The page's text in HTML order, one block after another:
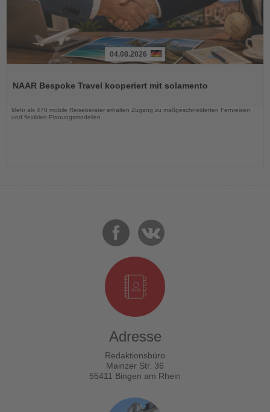
die
04.08.2026
NAAR Bespoke Travel kooperiert mit solamento
Mehr als 470 mobile Reiseberater erhalten Zugang zu maßgeschneiderten Fernreisen
und flexiblen Planungsmodellen
Adresse
Redaktionsbüro
Mainzer Str. 36
55411 Bingen am Rhein